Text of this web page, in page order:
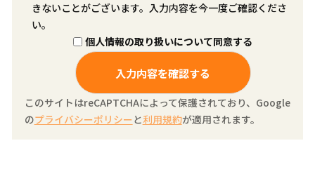
２. 個人情報の第三者への提供について
当社は個人情報を以下のいずれかに該当する場合を除
き、第三者へ提供いたしません。
(1) 応募者の同意がある場合。
(2) 国の機関又は地方公共団体が法令の定める業務を遂
行することに対して協力する必要がある場合。
(3) 必要となる業務委託先に開示する場合。
きないことがございます。入力内容を今一度ご確認くださ
い。
個人情報の取り扱いについて同意する
このサイトはreCAPTCHAによって保護されており、Google
のプライバシーポリシー と利用規約が適用されます。